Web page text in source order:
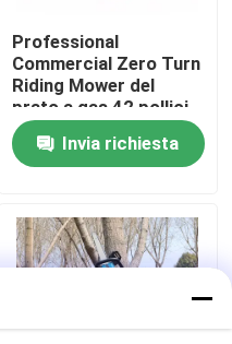
Professional
Commercial Zero Turn
Riding Mower del
prato a gas 42 pollici
ZTR Mower
Invia richiesta